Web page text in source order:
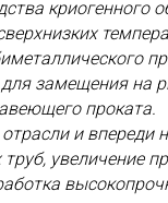
криогенного
замещения на
проката.
отрасли и впереди
увеличение